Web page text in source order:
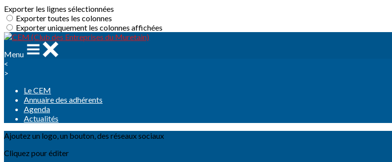
Exporter les lignes sélectionnées
Exporter toutes les colonnes
Exporter uniquement les colonnes affichées
Menu
<
>
Le CEM
Annuaire des adhérents
Agenda
Actualités
Ajoutez un logo, un bouton, des réseaux sociaux
Cliquez pour éditer